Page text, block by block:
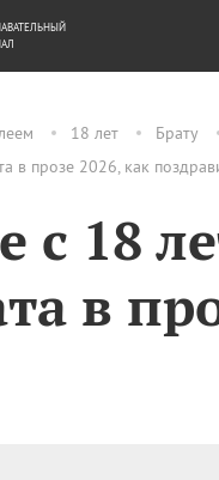
18 лет
Брату
в прозе 2026, как
с 18
в
ДЕНЬГИ